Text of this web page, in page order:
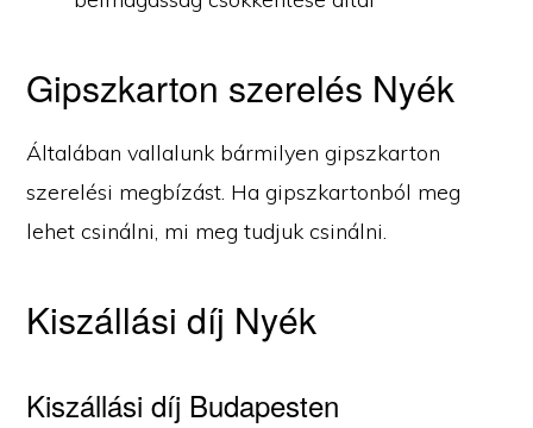
Gipszkarton szerelés Nyék
Általában vallalunk bármilyen gipszkarton
szerelési megbízást. Ha gipszkartonból meg
lehet csinálni, mi meg tudjuk csinálni.
Kiszállási díj Nyék
Kiszállási díj Budapesten